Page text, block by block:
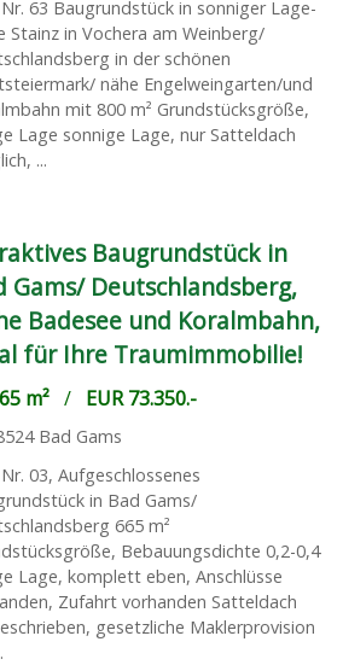
63 Baugrundstück in sonniger Lage-
Stainz in Vochera am Weinberg/
in der schönen
nähe Engelweingarten/und
mit 800 m² Grundstücksgröße,
Lage sonnige Lage, nur Satteldach
...
Baugrundstück in
Gams/ Deutschlandsberg,
Badesee und Koralmbahn,
für Ihre Traumimmobilie!
m²/ EUR 73.350.-
Bad Gams
03, Aufgeschlossenes
in Bad Gams/
665 m²
Bebauungsdichte 0,2-0,4
Lage, komplett eben, Anschlüsse
Zufahrt vorhanden Satteldach
gesetzliche Maklerprovision